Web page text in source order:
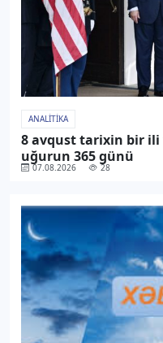
ANALITIKA
8 avqust tarixin bir
uğurun 365 günü
07.08.2026 28